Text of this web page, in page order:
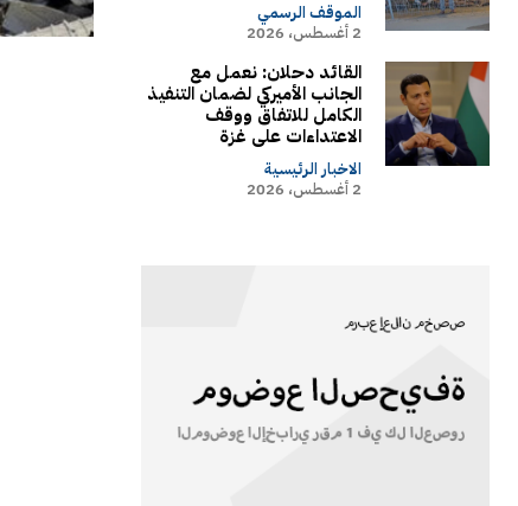
الموقف الرسمي
2 أغسطس، 2026
القائد دحلان: نعمل مع
الجانب الأميركي لضمان التنفيذ
الكامل للاتفاق ووقف
الاعتداءات على غزة
الاخبار الرئيسية
2 أغسطس، 2026